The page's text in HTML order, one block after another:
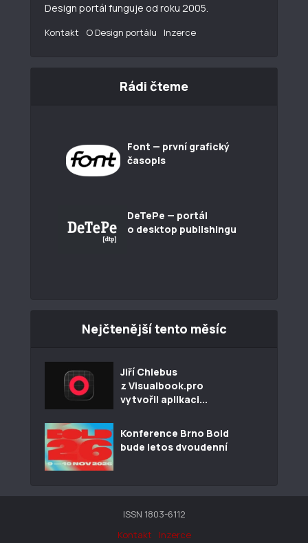
Design portál funguje od roku 2005.
Kontakt O Design portálu Inzerce
Rádi čteme
Font — první grafický
časopis
DeTePe — portál
o desktop publishingu
Nejčtenější tento měsíc
Jiří Chlebus
z Visualbook.pro
vytvořil aplikaci...
Konference Brno Bold
bude letos dvoudenní
ISSN 1803-6112
Kontakt
Inzerce